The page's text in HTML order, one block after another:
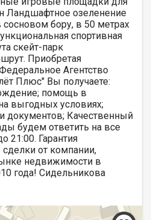
Ландшафтное озеленение
бору, в 50 метрах
спортивная
скейт-парк
Приобретая
Агентство
Плюс" Вы получаете:
помощь в
выгодных условиях;
Качественный
будем ответить на все
21:00​. Гарантия
от компании,
недвижимости в
года! Сидельникова